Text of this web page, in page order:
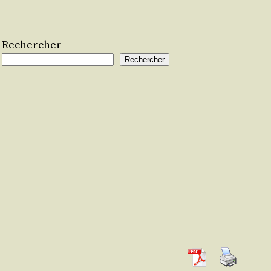
Rechercher
Rechercher